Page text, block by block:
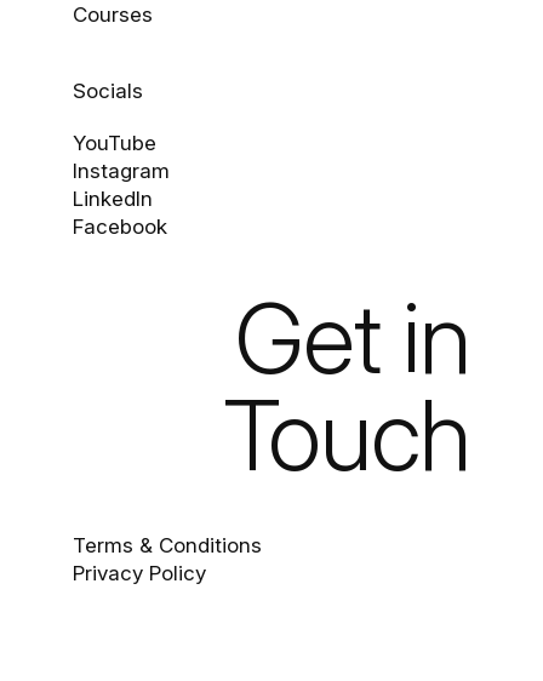
Courses
Socials
YouTube
Instagram
LinkedIn
Facebook
Get in
Touch
Terms & Conditions
Privacy Policy